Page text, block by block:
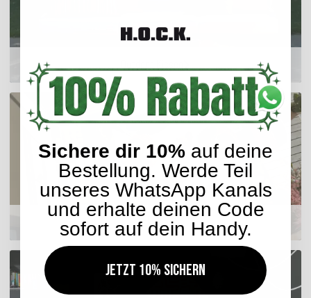
Outdoor Kissen
Sitzkissen
Sichere dir 10% auf deine
Bestellung. Werde Teil
unseres WhatsApp Kanals
und erhalte deinen Code
sofort auf dein Handy.
Jetzt 10% sichern